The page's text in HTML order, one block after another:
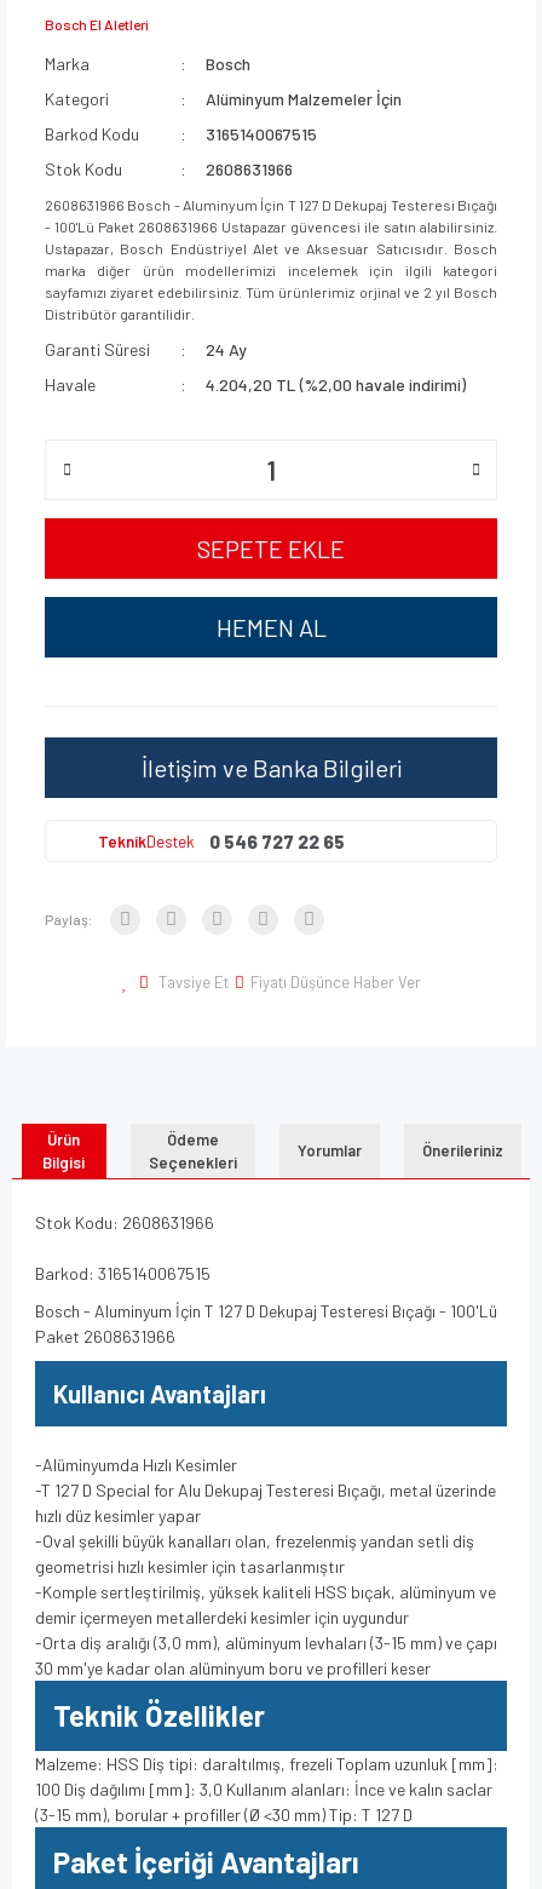
Bosch El Aletleri
Marka
Bosch
Kategori
Alüminyum Malzemeler İçin
Barkod Kodu
3165140067515
Stok Kodu
2608631966
2608631966 Bosch - Aluminyum İçin T 127 D Dekupaj Testeresi Bıçağı
- 100'Lü Paket 2608631966 Ustapazar güvencesi ile satın alabilirsiniz.
Ustapazar, Bosch Endüstriyel Alet ve Aksesuar Satıcısıdır. Bosch
marka diğer ürün modellerimizi incelemek için ilgili kategori
sayfamızı ziyaret edebilirsiniz. Tüm ürünlerimiz orjinal ve 2 yıl Bosch
Distribütör garantilidir.
Garanti Süresi
24 Ay
Havale
4.204,20 TL (%2,00 havale indirimi)
SEPETE EKLE
HEMEN AL
İletişim ve Banka Bilgileri
TeknikDestek 0 546 727 22 65
Paylaş:
Tavsiye Et Fiyatı Düşünce Haber Ver
Ürün
Bilgisi
Ödeme
Seçenekleri
Yorumlar Önerileriniz
Stok Kodu: 2608631966
Barkod: 3165140067515
Bosch - Aluminyum İçin T 127 D Dekupaj Testeresi Bıçağı - 100'Lü
Paket 2608631966
Kullanıcı Avantajları
-Alüminyumda Hızlı Kesimler
-T 127 D Special for Alu Dekupaj Testeresi Bıçağı, metal üzerinde
hızlı düz kesimler yapar
-Oval şekilli büyük kanalları olan, frezelenmiş yandan setli diş
geometrisi hızlı kesimler için tasarlanmıştır
-Komple sertleştirilmiş, yüksek kaliteli HSS bıçak, alüminyum ve
demir içermeyen metallerdeki kesimler için uygundur
-Orta diş aralığı (3,0 mm), alüminyum levhaları (3-15 mm) ve çapı
30 mm'ye kadar olan alüminyum boru ve profilleri keser
Teknik Özellikler
Malzeme: HSS Diş tipi: daraltılmış, frezeli Toplam uzunluk [mm]:
100 Diş dağılımı [mm]: 3,0 Kullanım alanları: İnce ve kalın saclar
(3-15 mm), borular + profiller (Ø <30 mm) Tip: T 127 D
Paket İçeriği Avantajları